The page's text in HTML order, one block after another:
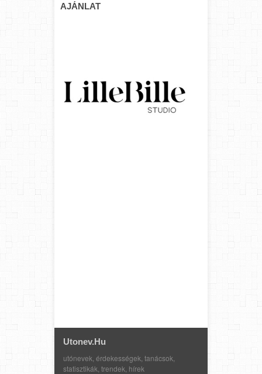
AJÁNLAT
Utonev.hu
utónevek, érdekességek, tanácsok,
statisztikák, trendek, hírek